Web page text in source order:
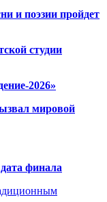
и поэзии пройдет
студии
2026»
мировой
финала